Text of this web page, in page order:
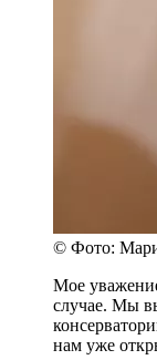
© Фото:
Мое
случае. Мы
нам уже